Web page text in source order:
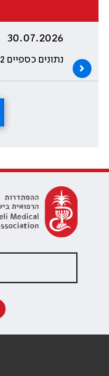
30.07.2026
נתונים כספיים 2022 עד 2024